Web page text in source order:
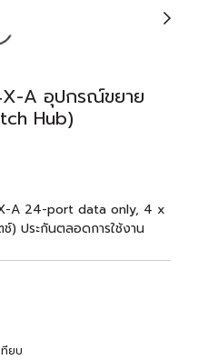
A อุปกรณ์ขยาย
Hub)
A 24-port data only, 4 x
) ประกันตลอดการใช้งาน
ทียบ